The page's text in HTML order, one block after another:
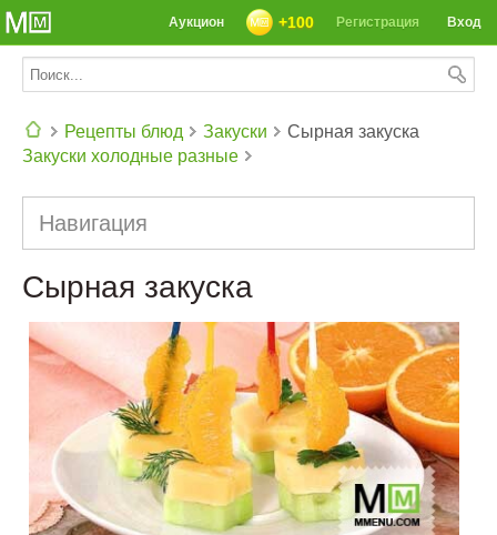
Вход
Регистрация
+100
Аукцион
Рецепты блюд
Закуски
Закуски холодные разные
Сырная закуска
Навигация
Сырная закуска